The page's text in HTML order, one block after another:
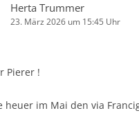
Herta Trummer
23. März 2026 um 15:45 Uhr
Pierer !
heuer im Mai den via